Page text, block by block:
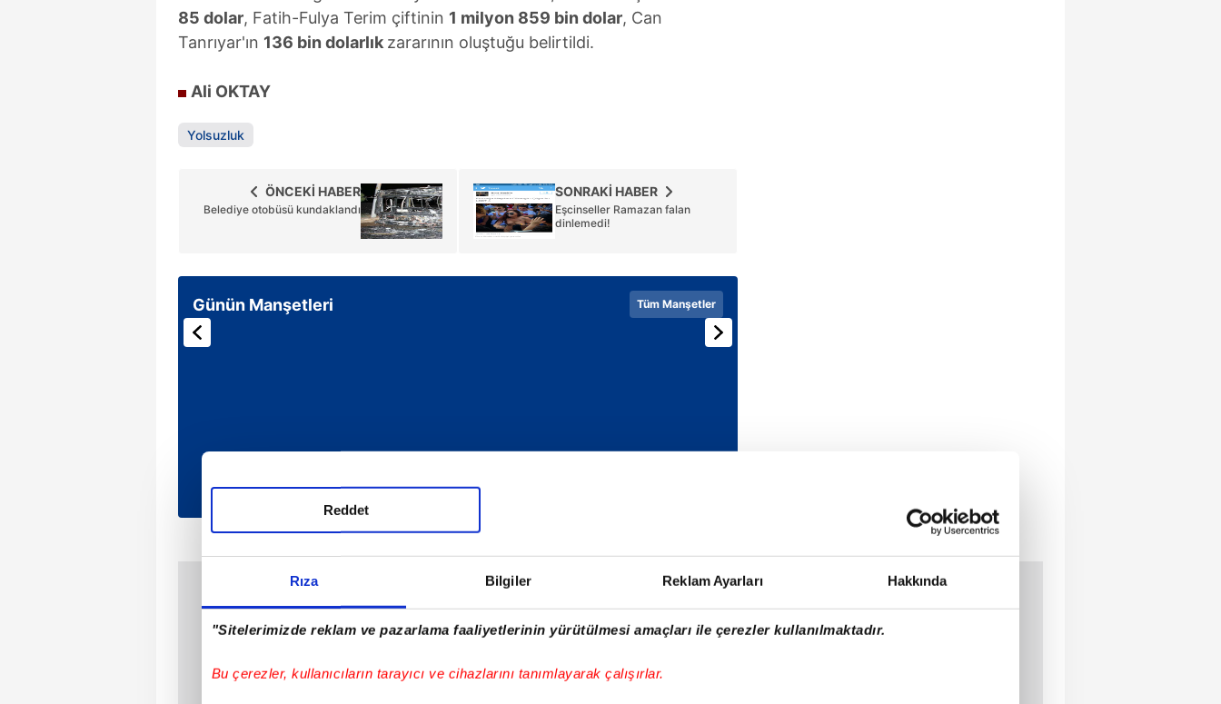
Rıza Bilgiler Reklam Ayarları Hakkında
"Sitelerimizde reklam ve pazarlama faaliyetlerinin yürütülmesi amaçları ile çerezler kullanılmaktadır.
Bu çerezler, kullanıcıların tarayıcı ve cihazlarını tanımlayarak çalışırlar.
Reddet
85 dolar, Fatih-Fulya Terim çiftinin 1 milyon 859 bin dolar, Can
Tanrıyar'ın 136 bin dolarlık zararının oluştuğu belirtildi.
Ali OKTAY
Yolsuzluk
SONRAKİ HABER
Eşcinseller Ramazan falan
dinlemedi!
ÖNCEKİ HABER
Belediye otobüsü kundaklandı
Günün Manşetleri Tüm Manşetler